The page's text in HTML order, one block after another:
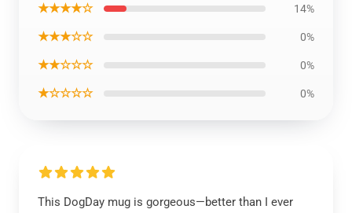
★★★★☆ 14%
★★★☆☆ 0%
★★☆☆☆ 0%
★☆☆☆☆ 0%
This DogDay mug is gorgeous—better than I ever